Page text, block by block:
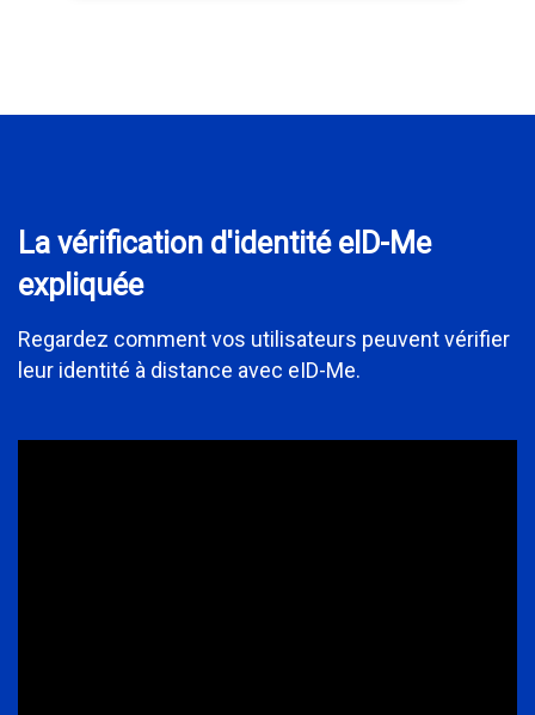
La vérification d'identité eID-Me
expliquée
Regardez comment vos utilisateurs peuvent vérifier
leur identité à distance avec eID-Me.